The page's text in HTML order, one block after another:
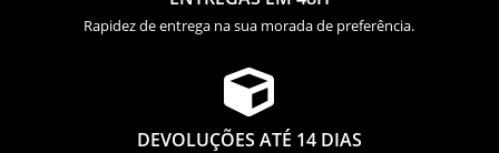
Rapidez de entrega na sua morada de preferência.

DEVOLUÇÕES ATÉ 14 DIAS